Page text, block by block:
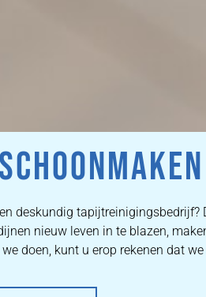
deskundig
nieuw leven in te blazen,
doen, kunt u erop rekenen dat